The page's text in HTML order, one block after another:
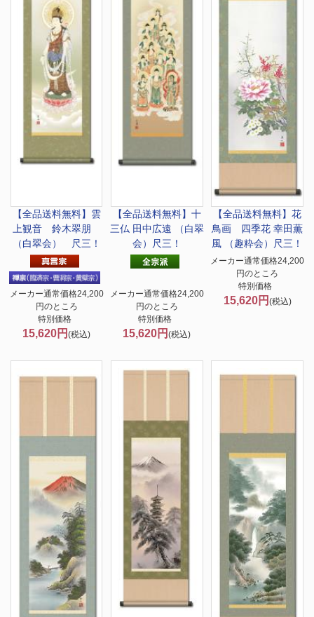
【全品送料無料】 雲
上観音 鈴木翠朋
（白翠会） 尺三！
メーカー通常価格24,200
円のところ
特別価格
15,620円(税込)
【全品送料無料】 十
三仏 田中広遠 （白翠
会）尺三！
メーカー通常価格24,200
円のところ
特別価格
15,620円(税込)
【全品送料無料】花
鳥画 四季花 幸田薫
風 （趣粋会）尺三！
メーカー通常価格24,200
円のところ
特別価格
15,620円 (税込)